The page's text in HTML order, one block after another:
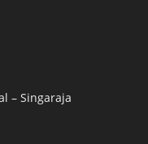
– Singaraja